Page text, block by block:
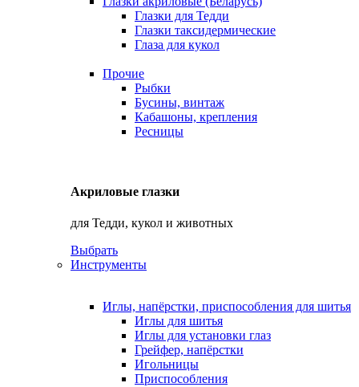
Глазки для Тедди
Глазки таксидермические
Глаза для кукол
Прочие
Рыбки
Бусины, винтаж
Кабашоны, крепления
Ресницы
Акриловые глазки
для Тедди, кукол и животных
Выбрать
Инструменты
Иглы, напёрстки, приспособления для шитья
Иглы для шитья
Иглы для установки глаз
Грейфер, напёрстки
Игольницы
Приспособления